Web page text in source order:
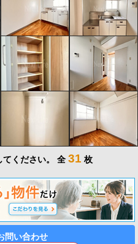
ください。 全 31 枚
問い合わせ